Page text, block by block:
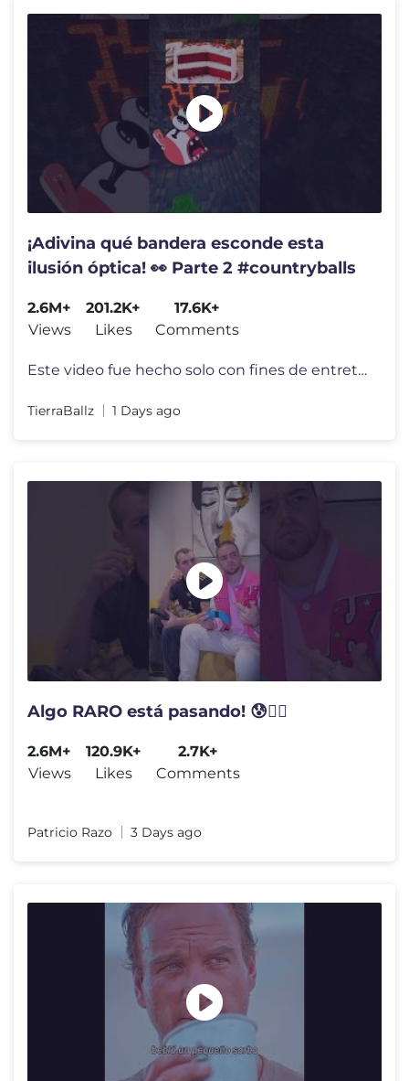
¡Adivina qué bandera esconde esta
ilusión óptica! 👀 Parte 2 #countryballs
2.6M+
Views
201.2K+
Likes
17.6K+
Comments
Este video fue hecho solo con fines de entretenimiento. Créditos: *
TierraBallz 1 Days ago
Algo RARO está pasando! 😰😵‍💫
2.6M+
Views
120.9K+
Likes
2.7K+
Comments
Patricio Razo 3 Days ago